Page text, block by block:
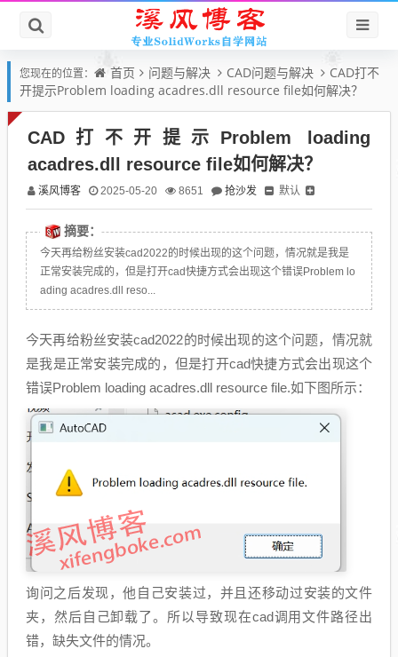
您现在的位置： 首页 问题与解决 CAD问题与解决
CAD打不
开提示Problem loading acadres.dll resource file如何解决？
CAD打不开提示Problem loading
acadres.dll resource file如何解决？
溪风博客 2025-05-20 8651 抢沙发 默认
摘要：
今天再给粉丝安装cad2022的时候出现的这个问题，情况就是我是
正常安装完成的，但是打开cad快捷方式会出现这个错误Problem lo
ading acadres.dll reso...
今天再给粉丝安装cad2022的时候出现的这个问题，情况就
是我是正常安装完成的，但是打开cad快捷方式会出现这个
错误Problem loading acadres.dll resource file.如下图所示：
询问之后发现，他自己安装过，并且还移动过安装的文件
夹，然后自己卸载了。所以导致现在cad调用文件路径出
错，缺失文件的情况。